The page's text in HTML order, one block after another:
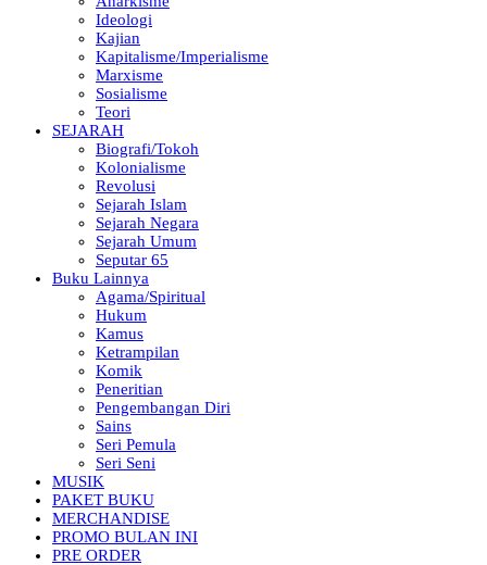
Ideologi
Kajian
Kapitalisme/Imperialisme
Marxisme
Sosialisme
Teori
SEJARAH
Biografi/Tokoh
Kolonialisme
Revolusi
Sejarah Islam
Sejarah Negara
Sejarah Umum
Seputar 65
Buku Lainnya
Agama/Spiritual
Hukum
Kamus
Ketrampilan
Komik
Peneritian
Pengembangan Diri
Sains
Seri Pemula
Seri Seni
MUSIK
PAKET BUKU
MERCHANDISE
PROMO BULAN INI
PRE ORDER